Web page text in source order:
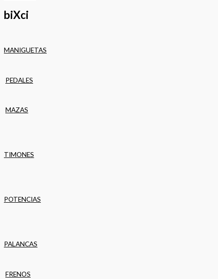
biXci
MANIGUETAS
PEDALES
MAZAS
TIMONES
POTENCIAS
PALANCAS
FRENOS